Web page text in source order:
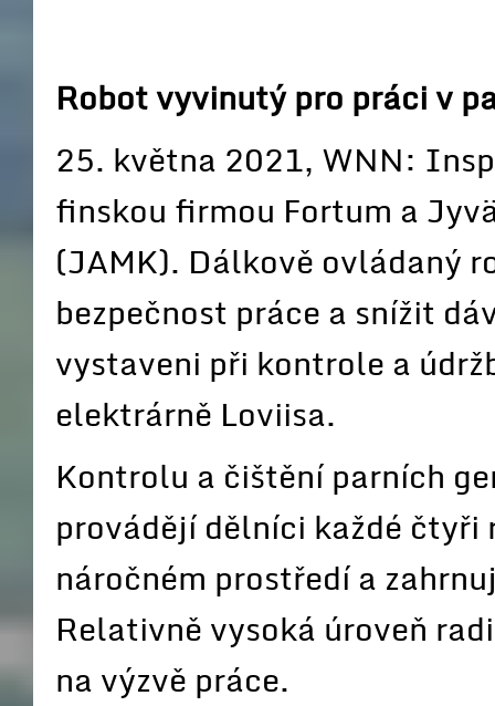
Robot vyvinutý pro práci v
25. května 2021, WNN:
finskou firmou Fortum a
(JAMK). Dálkově ovládaný
bezpečnost práce a snížit
vystaveni při kontrole a
elektrárně Loviisa.
Kontrolu a čištění parních
provádějí dělníci každé čtyři
náročném prostředí a
Relativně vysoká úroveň
na výzvě práce.